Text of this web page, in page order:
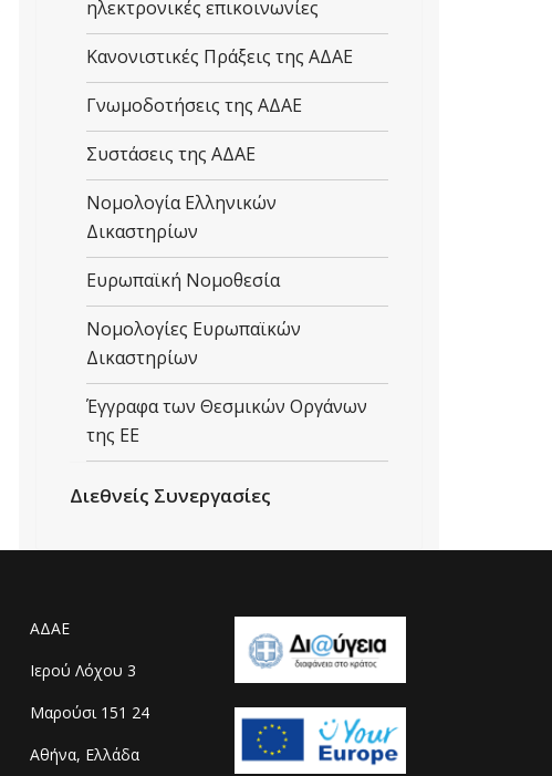
ηλεκτρονικές επικοινωνίες
Κανονιστικές Πράξεις της ΑΔΑΕ
Γνωμοδοτήσεις της ΑΔΑΕ
Συστάσεις της ΑΔΑΕ
Νομολογία Ελληνικών
Δικαστηρίων
Ευρωπαϊκή Νομοθεσία
Νομολογίες Ευρωπαϊκών
Δικαστηρίων
Έγγραφα των Θεσμικών Οργάνων
της ΕΕ
Διεθνείς Συνεργασίες
ΑΔΑΕ
Ιερού Λόχου 3
Μαρούσι 151 24
Αθήνα, Ελλάδα